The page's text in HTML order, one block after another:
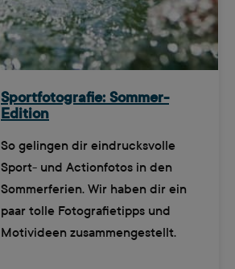
Sportfotografie: Sommer-
Edition
So gelingen dir eindrucksvolle
Sport- und Actionfotos in den
Sommerferien. Wir haben dir ein
paar tolle Fotografietipps und
Motivideen zusammengestellt.